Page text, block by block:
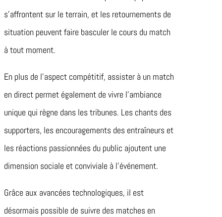
s’affrontent sur le terrain, et les retournements de
situation peuvent faire basculer le cours du match
à tout moment.
En plus de l’aspect compétitif, assister à un match
en direct permet également de vivre l’ambiance
unique qui règne dans les tribunes. Les chants des
supporters, les encouragements des entraîneurs et
les réactions passionnées du public ajoutent une
dimension sociale et conviviale à l’événement.
Grâce aux avancées technologiques, il est
désormais possible de suivre des matches en